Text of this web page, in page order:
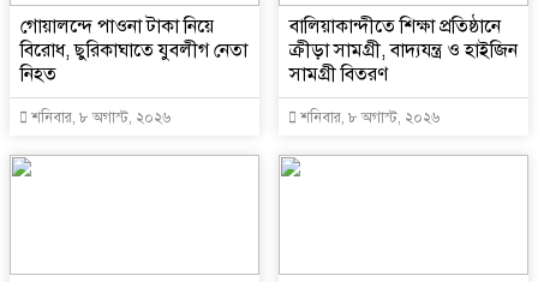
গোয়ালন্দে পাওনা টাকা নিয়ে
বিরোধ, ছুরিকাঘাতে যুবলীগ নেতা
নিহত
শনিবার, ৮ অগাস্ট, ২০২৬
বালিয়াকান্দীতে শিক্ষা প্রতিষ্ঠানে
ক্রীড়া সামগ্রী, বাদ্যযন্ত্র ও হাইজিন
সামগ্রী বিতরণ
শনিবার, ৮ অগাস্ট, ২০২৬